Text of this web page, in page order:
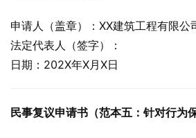
申请人（盖章）：XX建筑工程有限公
法定代表人（签字）：
日期：202X年X月X日
民事复议申请书（范本五：针对行为